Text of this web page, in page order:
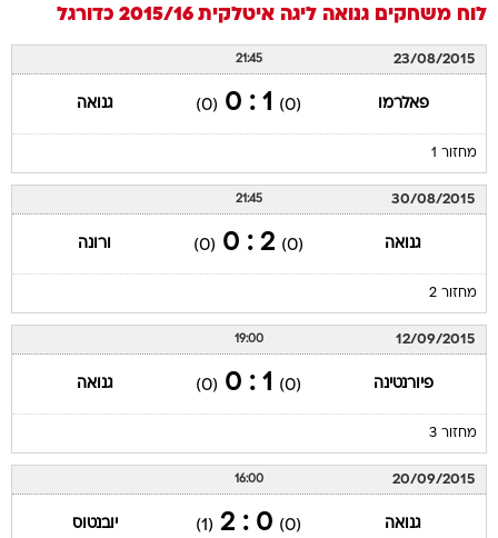
לוח משחקים גנואה ליגה איטלקית 2015/16 כדורגל
23/08/2015
21:45
פאלרמו (0)
1 : 0
(0) גנואה
מחזור 1
30/08/2015
21:45
גנואה (0)
2 : 0
(0) ורונה
מחזור 2
12/09/2015
19:00
פיורנטינה (0)
1 : 0
(0) גנואה
מחזור 3
20/09/2015
16:00
גנואה (0)
0 : 2
(1) יובנטוס